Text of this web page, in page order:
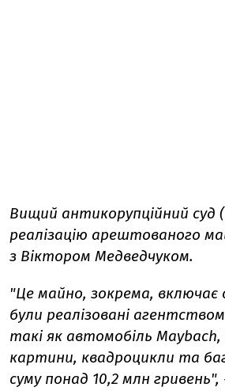
Вищий антикорупційний суд
реалізацію арештованого
з Віктором Медведчуком.
"Це майно, зокрема, включає
були реалізовані
такі як автомобіль
картини, квадроцикли та
суму понад 10,2 млн гривень",